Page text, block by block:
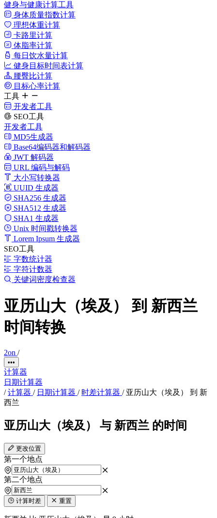
健身与健康计算工具
身体质量指数计算
理想体重计算
卡路里计算
体脂率计算
每日饮水量计算
健身目标时间表计算
腰臀比计算
目标心率计算
工具
开发者工具
SEO工具
开发者工具
MD5生成器
Base64编码器和解码器
JWT 解码器
URL 编码与解码
大小写转换器
UUID 生成器
SHA256 生成器
SHA512 生成器
SHA1 生成器
Unix 时间戳转换器
Lorem Ipsum 生成器
SEO工具
字数统计器
字符计数器
关键词密度检查器
亚历山大（埃及） 到 新西兰
时间转换
2on /
•••
计算器
日期计算器
/ 计算器 / 日期计算器 / 时差计算器 / 亚历山大（埃及） 到 新
西兰
亚历山大（埃及） 与 新西兰 的时间
更改位置
第一个地点
第二个地点
计算时差 重置